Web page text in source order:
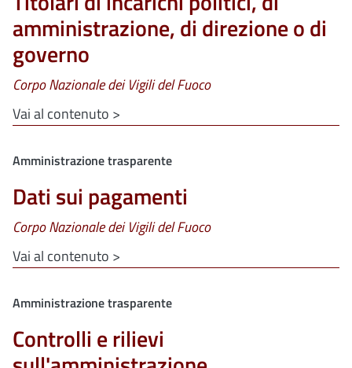
amministrazione, di direzione o di
governo
Corpo Nazionale dei Vigili del Fuoco
Vai al contenuto >
Clone di
Amministrazione trasparente
Dati sui pagamenti
Corpo Nazionale dei Vigili del Fuoco
Vai al contenuto >
Clone di
Amministrazione trasparente
Controlli e rilievi